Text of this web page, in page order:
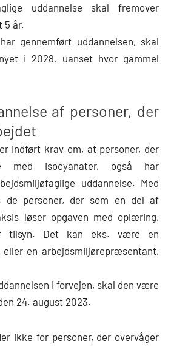
uddannelse skal fremover
5 år.
gennemført uddannelsen, skal
i 2028, uanset hvor gammel
af personer, der
indført krav om, at personer, der
med isocyanater, også har
uddannelse. Med
de personer, der som en del af
løser opgaven med oplæring,
tilsyn. Det kan eks. være en
eller en arbejdsmiljørepræsentant,
i forvejen, skal den være
24. august 2023.
ikke for personer, der overvåger